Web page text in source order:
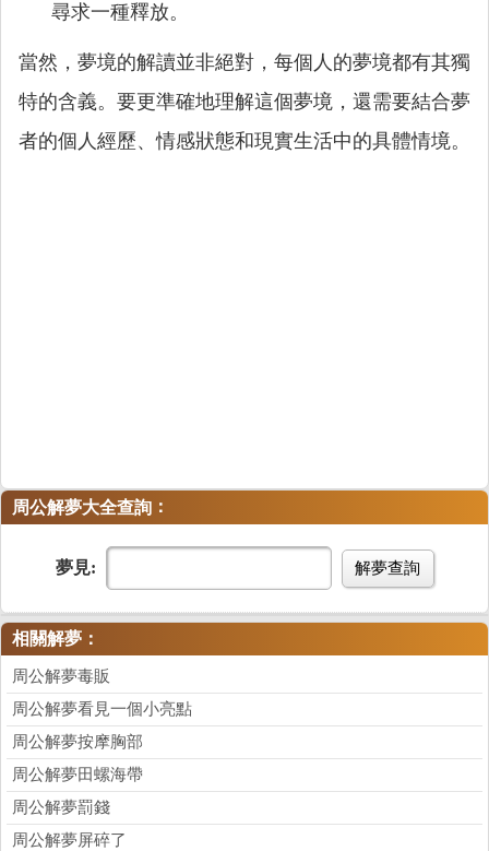
尋求一種釋放。
當然，夢境的解讀並非絕對，每個人的夢境都有其獨
特的含義。要更準確地理解這個夢境，還需要結合夢
者的個人經歷、情感狀態和現實生活中的具體情境。
周公解夢大全查詢 ：
夢見: 解夢查詢
相關解夢：
周公解夢毒販
周公解夢看見一個小亮點
周公解夢按摩胸部
周公解夢田螺海帶
周公解夢罰錢
周公解夢屏碎了